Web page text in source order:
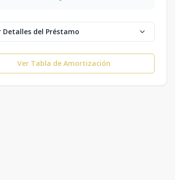
Detalles del Préstamo
Ver Tabla de Amortización